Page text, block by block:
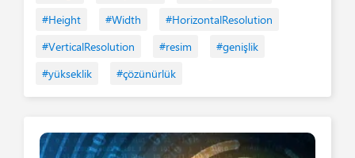
#Height
#Width
#HorizontalResolution
#VerticalResolution
#resim
#genişlik
#yükseklik
#çözünürlük